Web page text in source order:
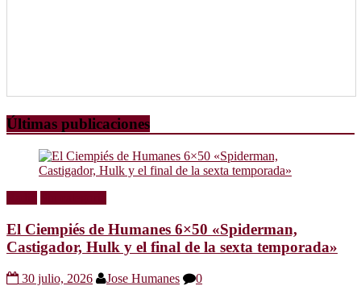
Últimas publicaciones
El Ciempiés de Humanes 6×50 «Spiderman,
Castigador, Hulk y el final de la sexta temporada»
30 julio, 2026 Jose Humanes
0